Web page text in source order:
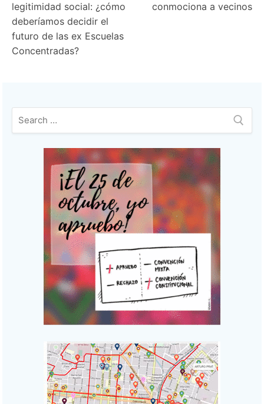
entradas
legitimidad social: ¿cómo
deberíamos decidir el
futuro de las ex Escuelas
Concentradas?
conmociona a vecinos
Buscar: